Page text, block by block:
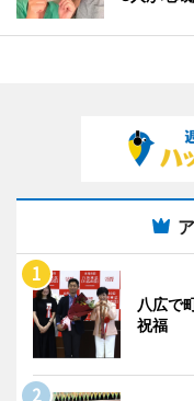
八広で
祝福